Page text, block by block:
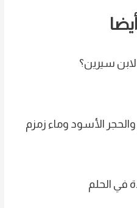
لابن سيرين؟
الأسود وماء زمزم
في الحلم